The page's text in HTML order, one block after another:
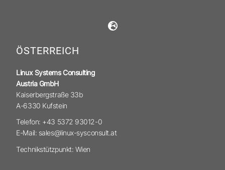
ÖSTERREICH
Linux Systems Consulting
Austria GmbH
Kaiserbergstraße 33b
A-6330 Kufstein
Telefon: +43 5372 93012-0
E-Mail: sales@linux-sysconsult.at
Technikstützpunkt: Wien